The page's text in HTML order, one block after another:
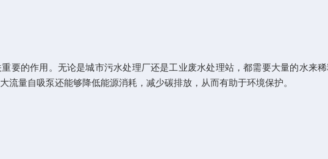
的作用。无论是城市污水处理厂还是工业废水处理站，都需要大量的水来
流量自吸泵还能够降低能源消耗，减少碳排放，从而有助于环境保护。